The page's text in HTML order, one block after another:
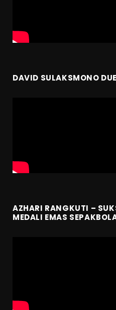
DAVID SULAKSMONO
AZHARI RANGKUTI –
MEDALI EMAS